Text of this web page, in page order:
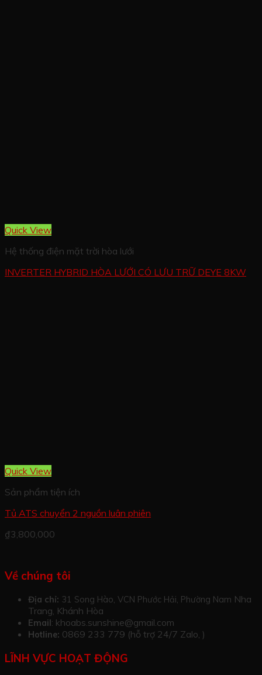
Quick View
Hệ thống điện mặt trời hòa lưới
INVERTER HYBRID HÒA LƯỚI CÓ LƯU TRỮ DEYE 8KW
Quick View
Sản phẩm tiện ích
Tủ ATS chuyển 2 nguồn luân phiên
₫3,800,000
Về chúng tôi
Địa chỉ: 31 Song Hào, VCN Phước Hải, Phường Nam Nha
Trang, Khánh Hòa
Email : khoabs.sunshine@gmail.com
Hotline: 0869 233 779 (hỗ trợ 24/7 Zalo, )
LĨNH VỰC HOẠT ĐỘNG